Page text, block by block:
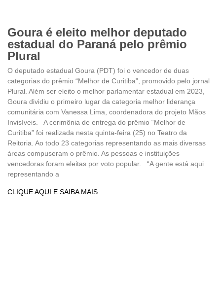
Goura é eleito melhor deputado
estadual do Paraná pelo prêmio
Plural
O deputado estadual Goura (PDT) foi o vencedor de duas
categorias do prêmio “Melhor de Curitiba”, promovido pelo jornal
Plural. Além ser eleito o melhor parlamentar estadual em 2023,
Goura dividiu o primeiro lugar da categoria melhor liderança
comunitária com Vanessa Lima, coordenadora do projeto Mãos
Invisíveis. A cerimônia de entrega do prêmio “Melhor de
Curitiba” foi realizada nesta quinta-feira (25) no Teatro da
Reitoria. Ao todo 23 categorias representando as mais diversas
áreas compuseram o prêmio. As pessoas e instituições
vencedoras foram eleitas por voto popular. “A gente está aqui
representando a
CLIQUE AQUI E SAIBA MAIS